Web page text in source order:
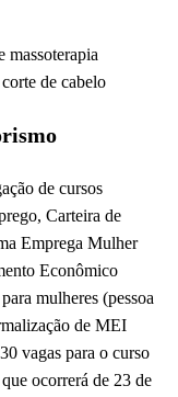
massoterapia
de cabelo
de cursos
Carteira de
Emprega Mulher
Econômico
mulheres (pessoa
de MEI
vagas para o curso
ocorrerá de 23 de